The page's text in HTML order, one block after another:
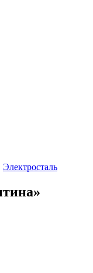
Электросталь